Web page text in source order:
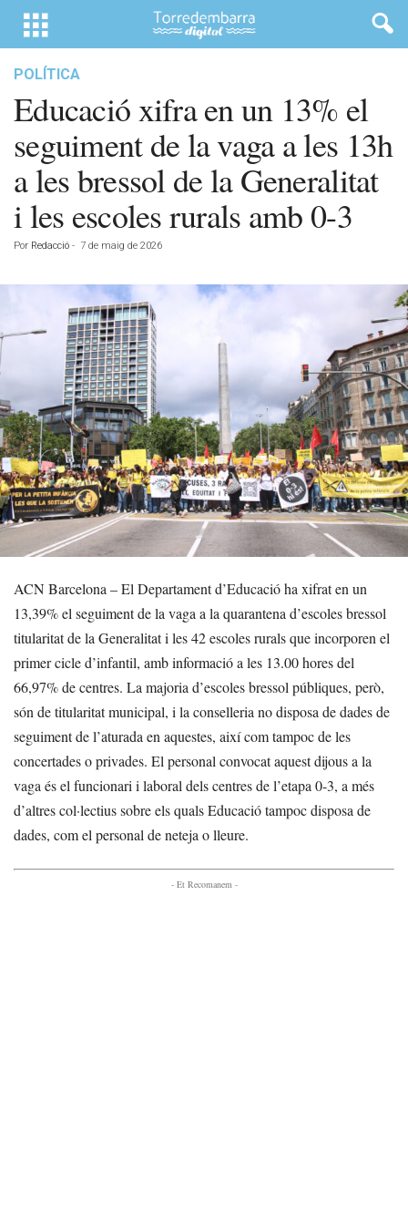
POLÍTICA
Educació xifra en un 13% el
seguiment de la vaga a les 13h
a les bressol de la Generalitat
i les escoles rurals amb 0-3
Por Redacció - 7 de maig de 2026
ACN Barcelona – El Departament d’Educació ha xifrat en un
13,39% el seguiment de la vaga a la quarantena d’escoles bressol
titularitat de la Generalitat i les 42 escoles rurals que incorporen el
primer cicle d’infantil, amb informació a les 13.00 hores del
66,97% de centres. La majoria d’escoles bressol públiques, però,
són de titularitat municipal, i la conselleria no disposa de dades de
seguiment de l’aturada en aquestes, així com tampoc de les
concertades o privades. El personal convocat aquest dijous a la
vaga és el funcionari i laboral dels centres de l’etapa 0-3, a més
d’altres col·lectius sobre els quals Educació tampoc disposa de
dades, com el personal de neteja o lleure.
- Et Recomanem -